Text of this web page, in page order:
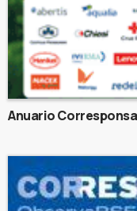
Anuario